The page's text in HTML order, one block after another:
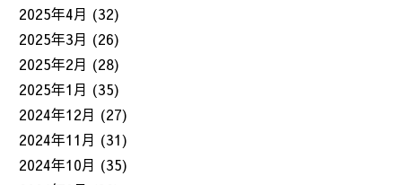
2025年4月 (32)
2025年3月 (26)
2025年2月 (28)
2025年1月 (35)
2024年12月 (27)
2024年11月 (31)
2024年10月 (35)